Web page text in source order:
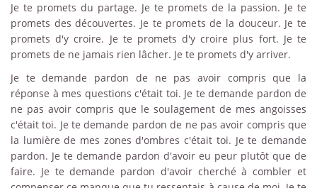
Je te promets du partage. Je te promets de la passion. Je te
promets des découvertes. Je te promets de la douceur. Je te
promets d'y croire. Je te promets d'y croire plus fort. Je te
promets de ne jamais rien lâcher. Je te promets d'y arriver.
Je te demande pardon de ne pas avoir compris que la
réponse à mes questions c'était toi. Je te demande pardon de
ne pas avoir compris que le soulagement de mes angoisses
c'était toi. Je te demande pardon de ne pas avoir compris que
la lumière de mes zones d'ombres c'était toi. Je te demande
pardon. Je te demande pardon d'avoir eu peur plutôt que de
faire. Je te demande pardon d'avoir cherché à combler et